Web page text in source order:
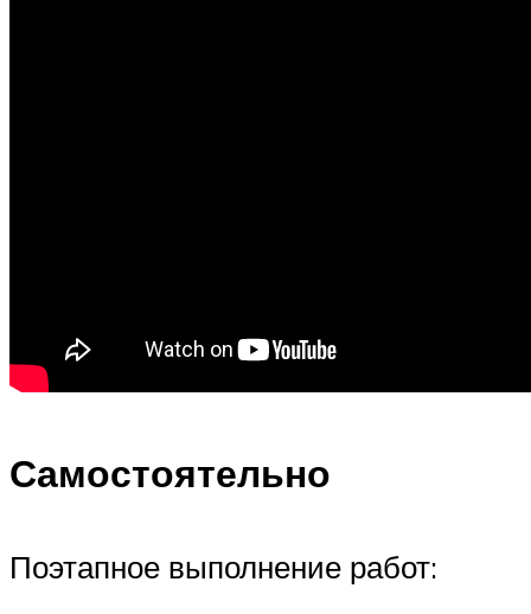
Самостоятельно
Поэтапное выполнение работ: